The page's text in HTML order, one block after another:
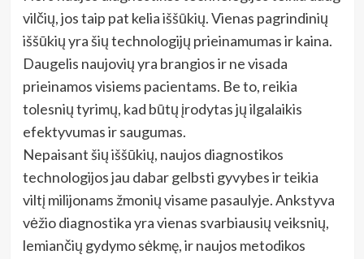
vilčių, jos taip pat kelia iššūkių. Vienas pagrindinių
iššūkių yra šių technologijų prieinamumas ir kaina.
Daugelis naujovių yra brangios ir ne visada
prieinamos visiems pacientams. Be to, reikia
tolesnių tyrimų, kad būtų įrodytas jų ilgalaikis
efektyvumas ir saugumas.
Nepaisant šių iššūkių, naujos diagnostikos
technologijos jau dabar gelbsti gyvybes ir teikia
viltį milijonams žmonių visame pasaulyje. Ankstyva
vėžio diagnostika yra vienas svarbiausių veiksnių,
lemiančių gydymo sėkmę, ir naujos metodikos